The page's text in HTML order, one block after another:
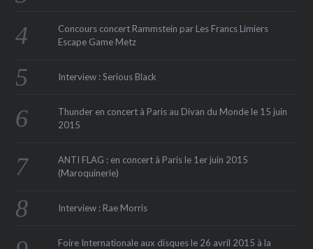
Concours concert Rammstein par Les Francs Limiers
Escape Game Metz
Interview : Serious Black
Thunder en concert à Paris au Divan du Monde le 15 juin
2015
ANTI FLAG : en concert à Paris le 1er juin 2015
(Maroquinerie‏)
Interview : Rae Morris
Foire Internationale aux disques le 26 avril 2015 à la